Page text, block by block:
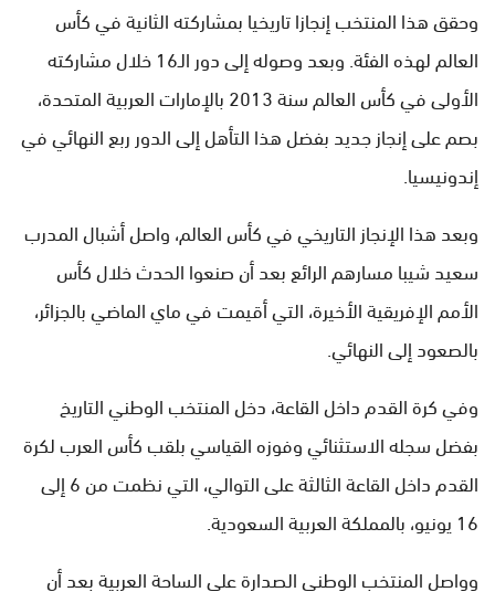
وحقق هذا المنتخب إنجازا تاريخيا بمشاركته الثانية في كأس
العالم لهذه الفئة. وبعد وصوله إلى دور الـ16 خلال مشاركته
الأولى في كأس العالم سنة 2013 بالإمارات العربية المتحدة،
بصم على إنجاز جديد بفضل هذا التأهل إلى الدور ربع النهائي في
إندونيسيا.
وبعد هذا الإنجاز التاريخي في كأس العالم، واصل أشبال المدرب
سعيد شيبا مسارهم الرائع بعد أن صنعوا الحدث خلال كأس
الأمم الإفريقية الأخيرة، التي أقيمت في ماي الماضي بالجزائر،
بالصعود إلى النهائي.
وفي كرة القدم داخل القاعة، دخل المنتخب الوطني التاريخ
بفضل سجله الاستثنائي وفوزه القياسي بلقب كأس العرب لكرة
القدم داخل القاعة الثالثة على التوالي، التي نظمت من 6 إلى
16 يونيو، بالمملكة العربية السعودية.
وواصل المنتخب الوطني الصدارة على الساحة العربية بعد أن